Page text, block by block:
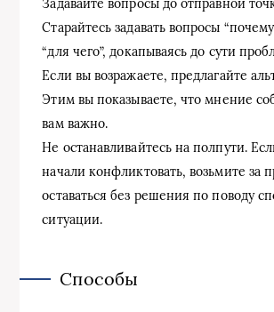
Задавайте вопросы до отправной
Старайтесь задавать вопросы
“для чего”, докапываясь до сути
Если вы возражаете, предлагайте
Этим вы показываете, что мнение
вам важно.
Не останавливайтесь на полпути.
начали конфликтовать, возьмите за
оставаться без решения по поводу
ситуации.
Способы